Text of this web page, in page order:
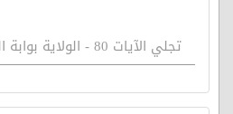
تجلي الآيات 80 - الولاية بوابة النصر